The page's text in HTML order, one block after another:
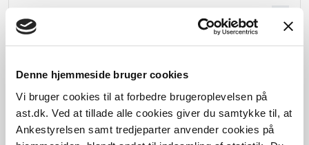
Denne hjemmeside bruger cookies
Vi bruger cookies til at forbedre brugeroplevelsen på
ast.dk. Ved at tillade alle cookies giver du samtykke til, at
Ankestyrelsen samt tredjeparter anvender cookies på
4. Den konkrete afgørelse
Begrundelse for afgørelsen